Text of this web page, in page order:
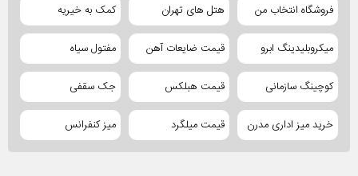
فروشگاه انتخاب من هتل های تهران کمک به خیریه
میکروبلیدینگ ابرو قیمت ضایعات آهن مفتول سیاه
کوچینگ سازمانی قیمت هبلکس جک سقفی
خرید میز اداری مدرن قیمت میلگرد میز کنفرانس